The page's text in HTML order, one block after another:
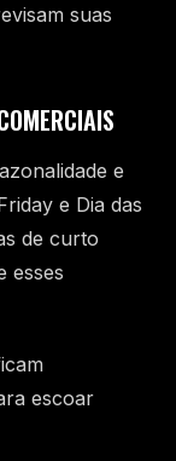
suas
e
e Dia das
de curto
esses
escoar